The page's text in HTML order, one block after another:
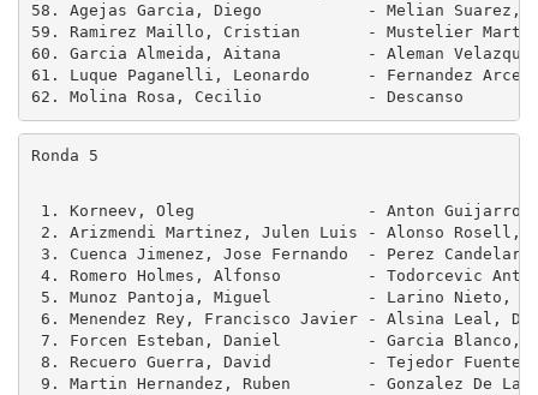
58. Agejas Garcia, Diego           - Melian
59. Ramirez Maillo, Cristian       - Mustelier
60. Garcia Almeida, Aitana         - Aleman
61. Luque Paganelli, Leonardo      - Fernandez
Ronda 5
1. Korneev, Oleg                  - Anton
2. Arizmendi Martinez, Julen Luis - Alonso
3. Cuenca Jimenez, Jose Fernando  - Perez
4. Romero Holmes, Alfonso         - Todorcevic
5. Munoz Pantoja, Miguel          - Larino
6. Menendez Rey, Francisco Javier - Alsina
7. Forcen Esteban, Daniel         - Garcia
8. Recuero Guerra, David          - Tejedor
9. Martin Hernandez, Ruben        - Gonzalez De La